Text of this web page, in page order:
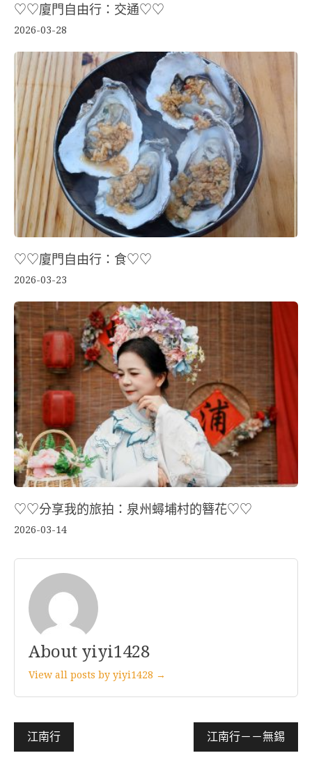
♡♡廈門自由行：交通♡♡
2026-03-28
♡♡廈門自由行：食♡♡
2026-03-23
♡♡分享我的旅拍：泉州蟳埔村的簪花♡♡
2026-03-14
About yiyi1428
View all posts by yiyi1428 →
文
江南行 江南行－－無錫